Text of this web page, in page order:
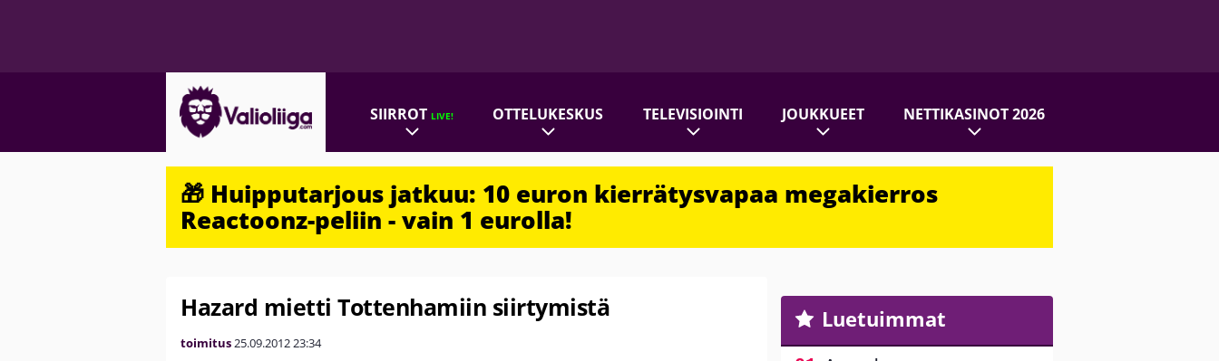
SIIRROTLIVE! OTTELUKESKUS TELEVISIOINTI JOUKKUEET NETTIKASINOT 2026
🎁 Huipputarjous jatkuu: 10 euron kierrätysvapaa megakierros
Reactoonz-peliin - vain 1 eurolla!
Hazard mietti Tottenhamiin siirtymistä
toimitus25.09.201223:34
Luetuimmat